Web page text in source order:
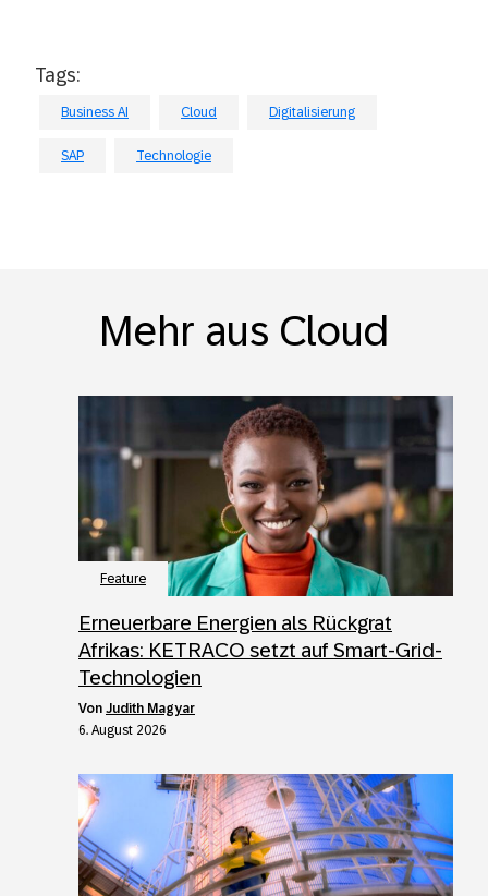
Tags:
Business AI Cloud Digitalisierung
SAP Technologie
Mehr aus Cloud
Feature
Erneuerbare Energien als Rückgrat
Afrikas: KETRACO setzt auf Smart-Grid-
Technologien
von Judith Magyar
6. August 2026